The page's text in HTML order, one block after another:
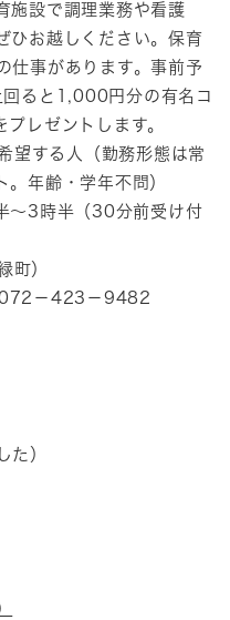
施設で調理業務や看護
ひお越しください。保育
仕事があります。事前予
回ると1,000円分の有名コ
レゼントします。
望する人（勤務形態は常
。年齢・学年不問）
3時半（30分前受け付
町）
－423－9482
た）